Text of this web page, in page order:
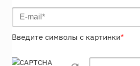
Введите символы с картинки*